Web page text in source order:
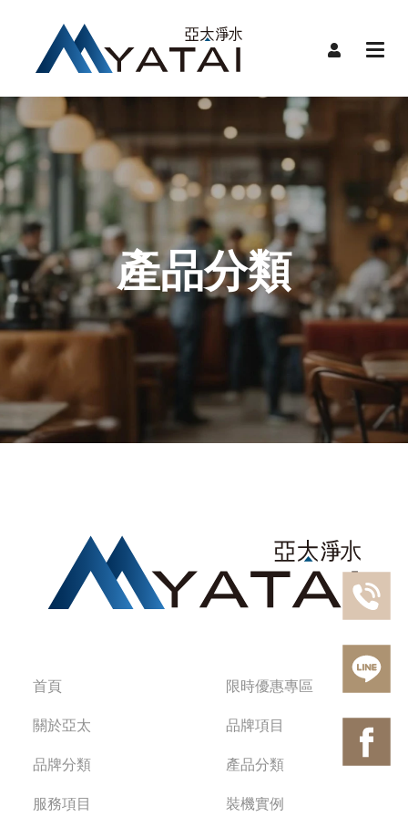
品
品
產
服
裝
聯
產品分類
首頁
限時優惠專區
關於亞太
品牌項目
品牌分類
產品分類
服務項目
裝機實例